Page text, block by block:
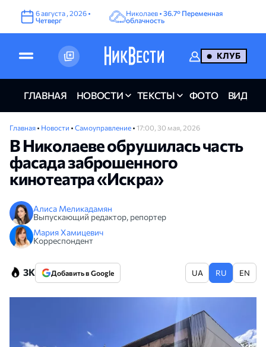
6августа ,2026 •
Четверг
Николаев •36.7° Переменная
облачность
КЛУБ
ГЛАВНАЯ НОВОСТИ ТЕКСТЫ ФОТО ВИДЕО
Главная • Новости • Самоуправление • 17:00, 30 мая, 2026
В Николаеве обрушилась часть
фасада заброшенного
кинотеатра «Искра»
Алиса Меликадамян
Выпускающий редактор, репортер
Мария Хамицевич
Корреспондент
3K Добавить в Google UA RU EN